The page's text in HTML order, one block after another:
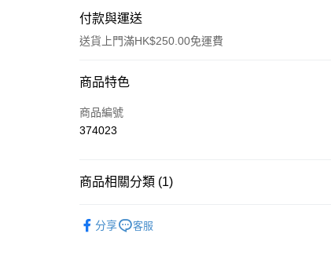
付款與運送
送貨上門滿HK$250.00免運費
付款方式
信用卡
商品特色
商品編號
374023
商品相關分類 (1)
分享
客服